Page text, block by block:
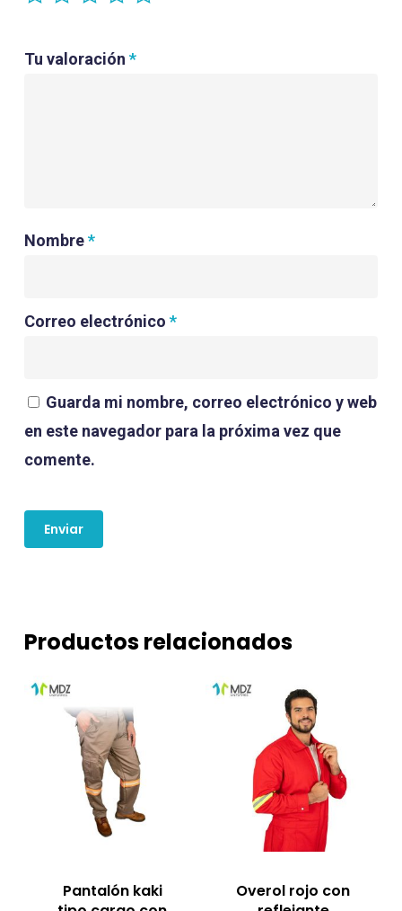
Tu valoración *
Nombre*
Correo electrónico *
Guarda mi nombre, correo electrónico y web
en este navegador para la próxima vez que
comente.
Productos relacionados
Pantalón kaki
Overol rojo con